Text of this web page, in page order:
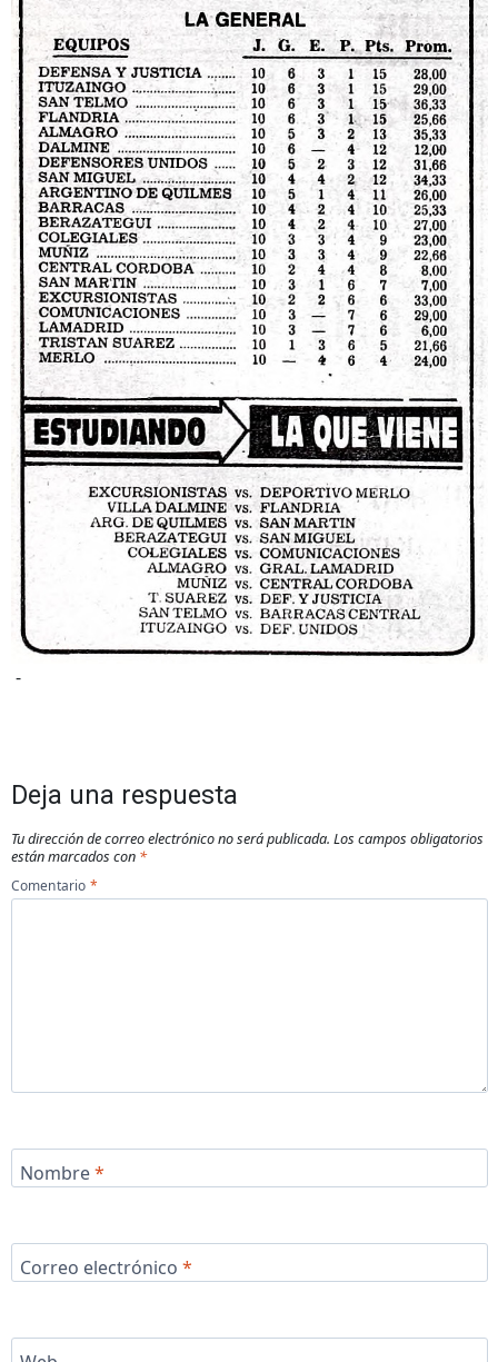
-
Deja una respuesta
Tu dirección de correo electrónico no será publicada. Los campos obligatorios
están marcados con *
Comentario *
Nombre*
Correo electrónico *